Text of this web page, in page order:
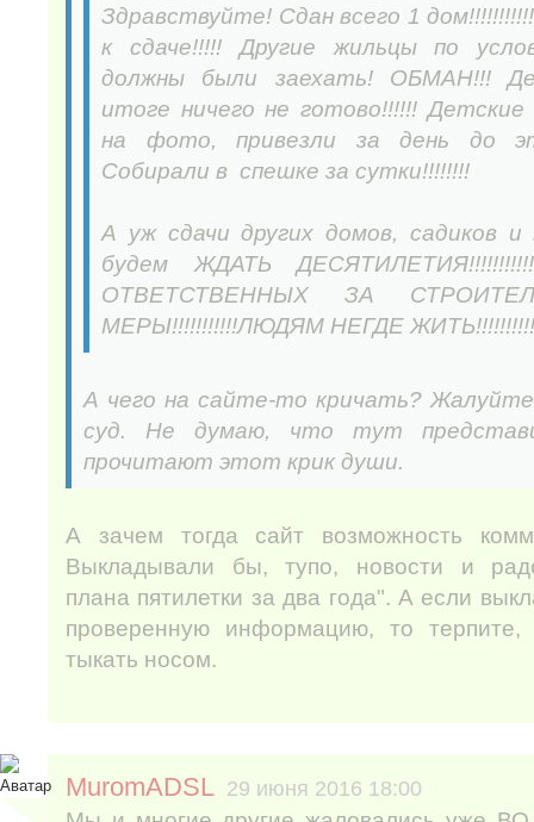
Здравствуйте! Сдан всего 1
к сдаче!!!!! Другие жильцы по
должны были заехать! ОБМАН!!!
итоге ничего не готово!!!!!!
на фото, привезли за день до
Собирали в спешке за сутки!!!!!!!!
А уж сдачи других домов, садиков и
будем ЖДАТЬ
ОТВЕТСТВЕННЫХ ЗА
МЕРЫ!!!!!!!!!!!ЛЮДЯМ НЕГДЕ
А чего на сайте-то кричать?
суд. Не думаю, что тут
прочитают этот крик души.
А зачем тогда сайт возможность
Выкладывали бы, тупо, новости и
плана пятилетки за два года". А если
проверенную информацию, то
тыкать носом.
MuromADSL 29 июня 2016 18:00